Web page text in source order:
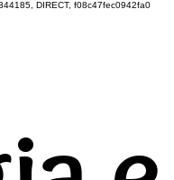
DIRECT, f08c47fec0942fa0